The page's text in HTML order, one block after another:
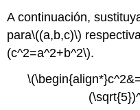
A continuación,
para\((a,b,c)\)
(c^2=a^2+b^2\).